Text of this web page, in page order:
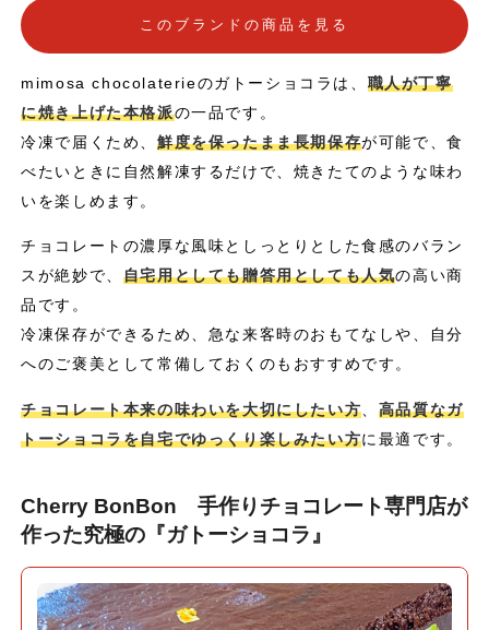
このブランドの商品を見る
mimosa chocolaterieのガトーショコラは、 職人が丁寧
に焼き上げた本格派の一品です。
冷凍で届くため、 鮮度を保ったまま長期保存が可能で、食
べたいときに自然解凍するだけで、焼きたてのような味わ
いを楽しめます。
チョコレートの濃厚な風味としっとりとした食感のバラン
スが絶妙で、 自宅用としても贈答用としても人気の高い商
品です。
冷凍保存ができるため、急な来客時のおもてなしや、自分
へのご褒美として常備しておくのもおすすめです。
チョコレート本来の味わいを大切にしたい方
高品質なガ
トーショコラを自宅でゆっくり楽しみたい方に最適です。
Cherry BonBon 手作りチョコレート専門店が
作った究極の『ガトーショコラ』